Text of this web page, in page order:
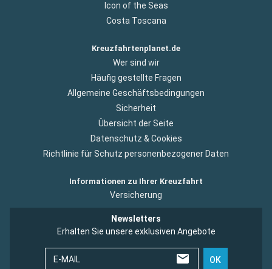
Icon of the Seas
Costa Toscana
Kreuzfahrtenplanet.de
Wer sind wir
Häufig gestellte Fragen
Allgemeine Geschäftsbedingungen
Sicherheit
Übersicht der Seite
Datenschutz & Cookies
Richtlinie für Schutz personenbezogener Daten
Informationen zu Ihrer Kreuzfahrt
Versicherung
Newsletters
Erhalten Sie unsere exklusiven Angebote
E-MAIL OK